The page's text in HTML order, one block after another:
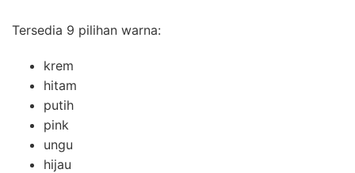
Tersedia 9 pilihan warna:
krem
hitam
putih
pink
ungu
hijau